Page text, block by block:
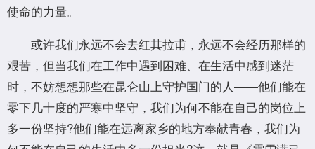
使命的力量。
或许我们永远不会去红其拉甫，永远不会经历那样的
艰苦，但当我们在工作中遇到困难、在生活中感到迷茫
时，不妨想想那些在昆仑山上守护国门的人——他们能在
零下几十度的严寒中坚守，我们为何不能在自己的岗位上
多一份坚持?他们能在远离家乡的地方奉献青春，我们为